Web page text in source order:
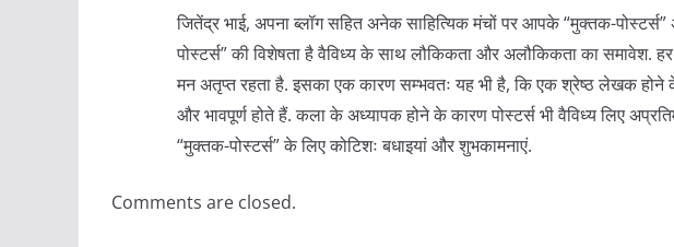
जितेंद्र भाई, अपना ब्लॉग सहित अनेक साहित्यिक मंचों पर आपके “मुक्तक-
पोस्टर्स” की विशेषता है वैविध्य के साथ लौकिकता और अलौकिकता का समावेश.
मन अतृप्त रहता है. इसका एक कारण सम्भवतः यह भी है, कि एक श्रेष्ठ लेखक होने
और भावपूर्ण होते हैं. कला के अध्यापक होने के कारण पोस्टर्स भी वैविध्य लिए
“मुक्तक-पोस्टर्स” के लिए कोटिशः बधाइयां और शुभकामनाएं.
Comments are closed.